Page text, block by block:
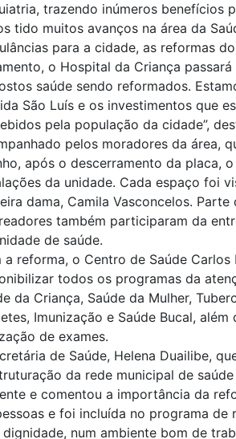
trazendo inúmeros benefícios
tido muitos avanços na área da
para a cidade, as reformas
o Hospital da Criança
saúde sendo reformados.
São Luís e os investimentos que
pela população da cidade”,
pelos moradores da área,
após o descerramento da placa,
da unidade. Cada espaço foi
dama, Camila Vasconcelos.
também participaram da
de saúde.
a reforma, o Centro de Saúde Carlos
todos os programas da
da Criança, Saúde da Mulher,
Imunização e Saúde Bucal,
de exames.
de Saúde, Helena Duailibe,
da rede municipal de
e comentou a importância da
e foi incluída no programa de
num ambiente bom de